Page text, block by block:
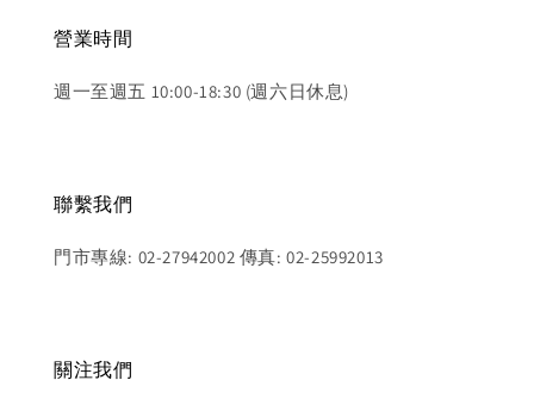
營業時間
週一至週五 10:00-18:30 (週六日休息)
聯繫我們
門市專線: 02-27942002 傳真: 02-25992013
關注我們